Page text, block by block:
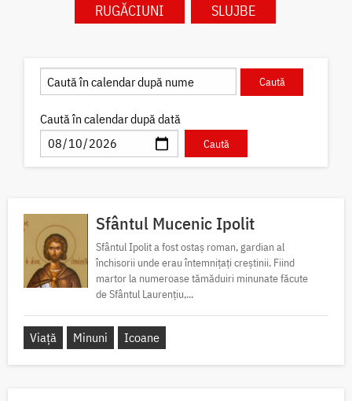
RUGĂCIUNI
SLUJBE
Caută în calendar după dată
Sfântul Mucenic Ipolit
Sfântul Ipolit a fost ostaș roman, gardian al
închisorii unde erau întemnițați creștinii. Fiind
martor la numeroase tămăduiri minunate făcute
de Sfântul Laurențiu,...
Viață Minuni Icoane